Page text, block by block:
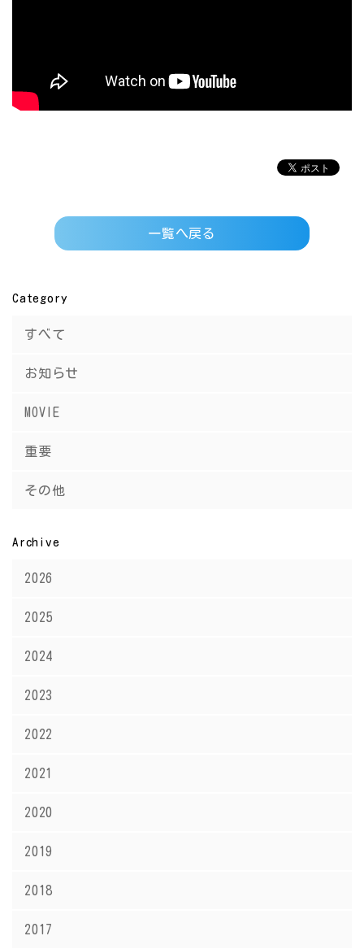
一覧へ戻る
Category
すべて
お知らせ
MOVIE
重要
その他
Archive
2026
2025
2024
2023
2022
2021
2020
2019
2018
2017